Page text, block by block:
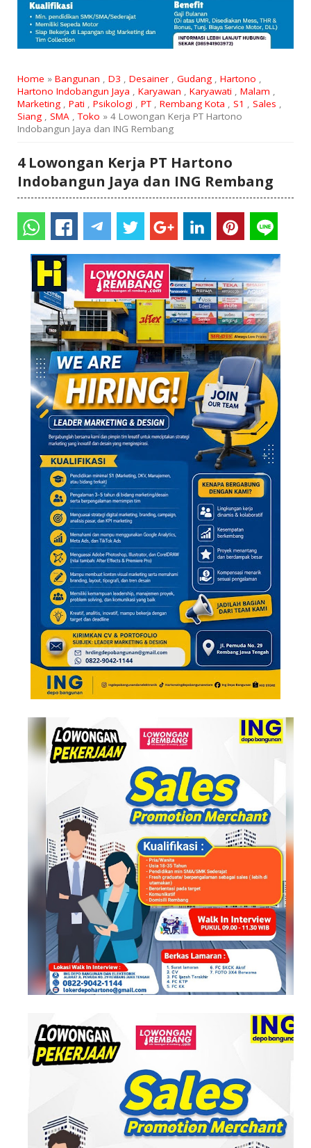
Home » Bangunan , D3 , Desainer, Gudang, Hartono ,
Hartono Indobangun Jaya , Karyawan , Karyawati , Malam ,
Marketing, Pati , Psikologi , PT, Rembang Kota , S1 , Sales ,
Siang, SMA,Toko » 4 Lowongan Kerja PT Hartono
Indobangun Jaya dan ING Rembang
4 Lowongan Kerja PT Hartono
Indobangun Jaya dan ING Rembang